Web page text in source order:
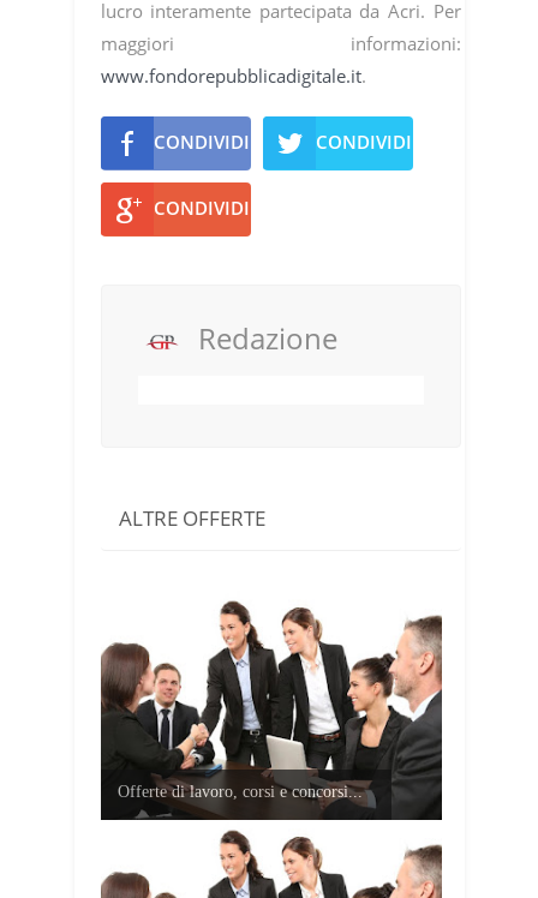
lucro interamente partecipata da Acri. Per
maggiori informazioni:
www.fondorepubblicadigitale.it.
CONDIVIDI CONDIVIDI
CONDIVIDI
Redazione
ALTRE OFFERTE
Offerte di lavoro, corsi e concorsi...